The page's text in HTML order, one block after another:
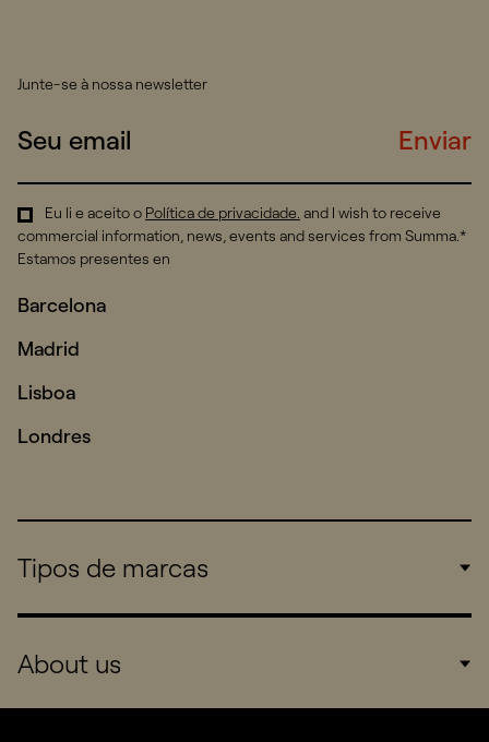
Junte-se à nossa newsletter
Enviar
Eu li e aceito o Política de privacidade. and I wish to receive
commercial information, news, events and services from Summa.*
Estamos presentes en
Barcelona
Madrid
Lisboa
Londres
Tipos de marcas
Consumers
About us